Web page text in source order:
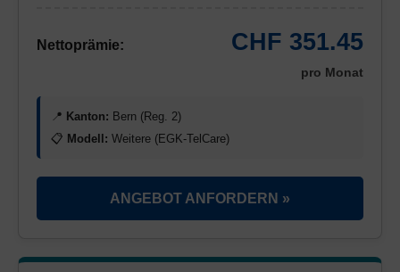
Nettoprämie: CHF 351.45
pro Monat
📍 Kanton: Bern (Reg. 2)
📋 Modell: Weitere (EGK-TelCare)
ANGEBOT ANFORDERN »